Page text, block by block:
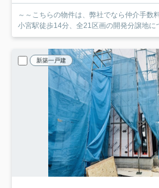
～～こちらの物件は、弊社でなら仲介手数
小宮駅徒歩14分、全21区画の開発分譲地に
新築一戸建